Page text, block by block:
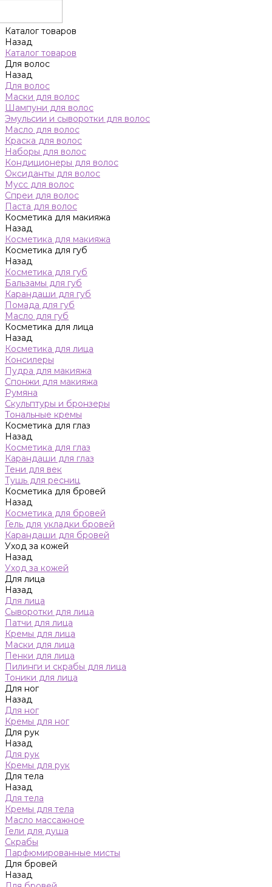
Каталог товаров
Назад
Каталог товаров
Для волос
Назад
Для волос
Маски для волос
Шампуни для волос
Эмульсии и сыворотки для волос
Масло для волос
Краска для волос
Наборы для волос
Кондиционеры для волос
Оксиданты для волос
Мусс для волос
Спреи для волос
Паста для волос
Косметика для макияжа
Назад
Косметика для макияжа
Косметика для губ
Назад
Косметика для губ
Бальзамы для губ
Карандаши для губ
Помада для губ
Масло для губ
Косметика для лица
Назад
Косметика для лица
Консилеры
Пудра для макияжа
Спонжи для макияжа
Румяна
Скульптуры и бронзеры
Тональные кремы
Косметика для глаз
Назад
Косметика для глаз
Карандаши для глаз
Тени для век
Тушь для ресниц
Косметика для бровей
Назад
Косметика для бровей
Гель для укладки бровей
Карандаши для бровей
Уход за кожей
Назад
Уход за кожей
Для лица
Назад
Для лица
Сыворотки для лица
Патчи для лица
Кремы для лица
Маски для лица
Пенки для лица
Пилинги и скрабы для лица
Тоники для лица
Для ног
Назад
Для ног
Кремы для ног
Для рук
Назад
Для рук
Кремы для рук
Для тела
Назад
Для тела
Кремы для тела
Масло массажное
Гели для душа
Скрабы
Парфюмированные мисты
Для бровей
Назад